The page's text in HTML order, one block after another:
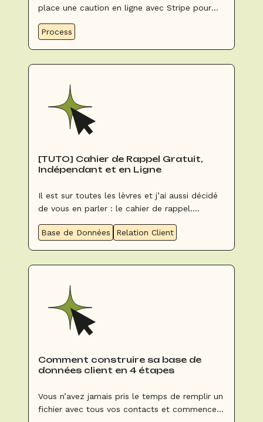
place une caution en ligne avec Stripe pour
Process
[TUTO] Cahier de Rappel Gratuit,
Indépendant et en Ligne
Il est sur toutes les lèvres et j’ai aussi décidé
de vous en parler : le cahier de rappel.
aider à ne pas perdre de temps et d’argent
Base de Données Relation Client
Comment construire sa base de
données client en 4 étapes
Vous n’avez jamais pris le temps de remplir un
fichier avec tous vos contacts et commencer